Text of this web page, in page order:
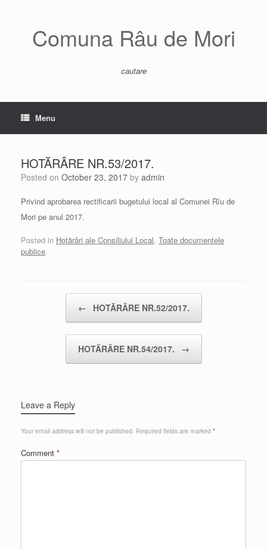
Comuna Râu de Mori
cautare
Menu
HOTĂRÂRE NR.53/2017.
Posted on October 23, 2017 by admin
Privind aprobarea rectificarii bugetului local al Comunei Rîu de
Mori pe anul 2017.
Posted in Hotărâri ale Consiliului Local, Toate documentele
publice.
← HOTĂRÂRE NR.52/2017.
HOTĂRÂRE NR.54/2017. →
Leave a Reply
Your email address will not be published. Required fields are marked *
Comment *